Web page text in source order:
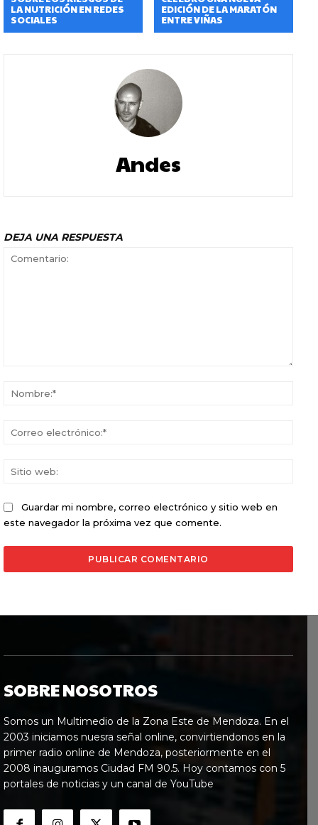
LA NUTRICIÓN EN REDES
SOCIALES
EDICIÓN DE LA MARATÓN
ENTRE VIÑAS
Andes
DEJA UNA RESPUESTA
Guardar mi nombre, correo electrónico y sitio web en
este navegador la próxima vez que comente.
SOBRE NOSOTROS
Somos un Multimedio de la Zona Este de Mendoza. En el
2003 iniciamos nuesra señal online, convirtiendonos en la
primer radio online de Mendoza, posteriormente en el
2008 inauguramos Ciudad FM 90.5. Hoy contamos con 5
portales de noticias y un canal de YouTube